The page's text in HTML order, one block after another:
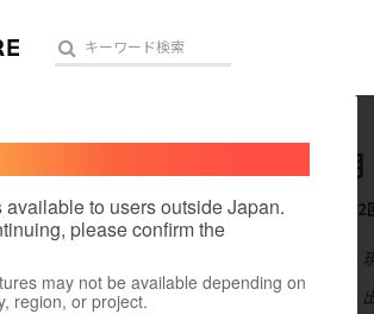
人気のプロジェクト 注目の
アート・写真
available to users outside Japan.
please confirm the
may not be available depending on
region, or project.
都築数明
これまでに2
出身国：日本